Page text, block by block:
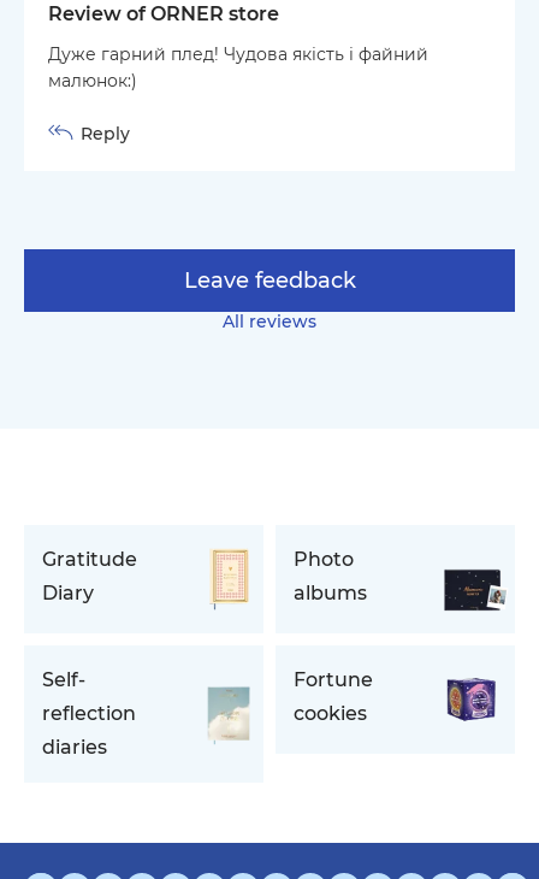
Review of ORNER store
Дуже гарний плед! Чудова якість і файний
малюнок:)
Reply
All reviews
Leave feedback
Gratitude
Diary
Photo
albums
Self-
reflection
diaries
Fortune
cookies